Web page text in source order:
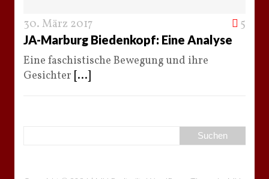
30. März 2017 5
JA-Marburg Biedenkopf: Eine Analyse
Eine faschistische Bewegung und ihre
Gesichter [...]